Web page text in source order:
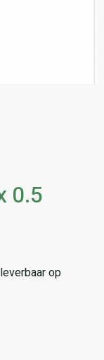
0.5
op